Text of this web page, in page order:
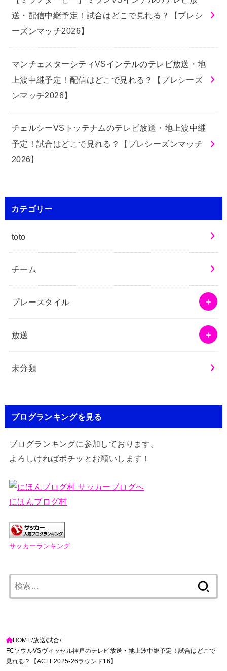
送・配信中継予定！試合はどこで見れる？【プレシ
ーズンマッチ2026】
マンチェスターシティVSインテルのテレビ放送・地
上波中継予定！配信はどこで見れる？【プレシーズ
ンマッチ2026】
チェルシーVSトッテナムのテレビ放送・地上波中継
予定！試合はどこで見れる？【プレシーズンマッチ
2026】
カテゴリー
toto
チーム
プレースタイル
放送
未分類
ブログランキングを見る
ブログランキングに参加しております。
よろしければポチッとお願いします！
にほんブログ村
サッカーランキング
索:
HOME 放送 試合
FCソウルVSヴィッセル神戸のテレビ放送・地上波中継予定！試合はどこで
見れる？【ACLE2025-26ラウンド16】